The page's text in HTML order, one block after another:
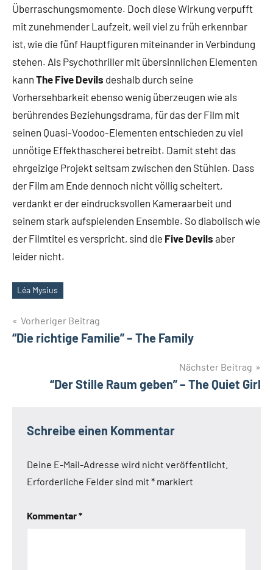
Überraschungsmomente. Doch diese Wirkung verpufft
mit zunehmender Laufzeit, weil viel zu früh erkennbar
ist, wie die fünf Hauptfiguren miteinander in Verbindung
stehen. Als Psychothriller mit übersinnlichen Elementen
kann The Five Devils deshalb durch seine
Vorhersehbarkeit ebenso wenig überzeugen wie als
berührendes Beziehungsdrama, für das der Film mit
seinen Quasi-Voodoo-Elementen entschieden zu viel
unnötige Effekthascherei betreibt. Damit steht das
ehrgeizige Projekt seltsam zwischen den Stühlen. Dass
der Film am Ende dennoch nicht völlig scheitert,
verdankt er der eindrucksvollen Kameraarbeit und
seinem stark aufspielenden Ensemble. So diabolisch wie
der Filmtitel es verspricht, sind die Five Devils aber
leider nicht.
Schlagwörter
Léa Mysius
Beitragsnavigation
Vorheriger Beitrag
“Die richtige Familie” – The Family
Nächster Beitrag
“Der Stille Raum geben” – The Quiet Girl
Schreibe einen Kommentar
Deine E-Mail-Adresse wird nicht veröffentlicht.
Erforderliche Felder sind mit * markiert
Kommentar*